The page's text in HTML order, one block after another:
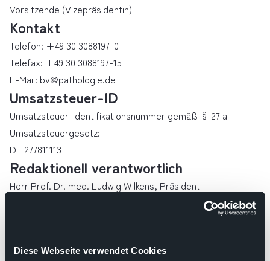
Diese Webseite verwendet Cookies
Vorsitzende (Vizepräsidentin)
Kontakt
Telefon: +49 30 3088197-0
Telefax: +49 30 3088197-15
E-Mail: bv@pathologie.de
Umsatzsteuer-ID
Umsatzsteuer-Identifikationsnummer gemäß § 27 a
Umsatzsteuergesetz:
DE 277811113
Redaktionell verantwortlich
Herr Prof. Dr. med. Ludwig Wilkens, Präsident
Dr. rer. nat. Vanessa Kääb-Sanyal, Verbandsdirektorin
Berufsverband Deutscher Pathologinnen und Pathologen
Robert-Koch-Platz 9